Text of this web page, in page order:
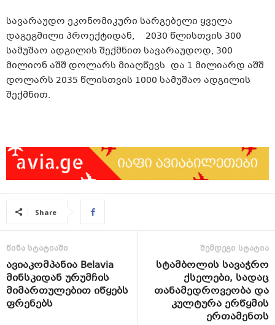
სავარაუდო ეკონომიკური სარგებელი ყველა
დაგეგმილი პროექტიდან, 2030 წლისთვის 300
სამუშაო ადგილის შექმნით სავარაუდოდ, 300
მილიონ აშშ დოლარს მიაღწევს და 1 მილიარდ აშშ
დოლარს 2035 წლისთვის 1000 სამუშაო ადგილის
შექმნით.
Share
წინა სტატიაში
ავიაკომპანია Belavia
მინსკიდან ურუმჩის
მიმართულებით იწყებს
ფრენებს
შემდეგი სტატია
სტამბოლის სავაჭრო
ქსელები, სადაც
თანამედროვეობა და
კულტურა ერწყმის
ერთამენთს